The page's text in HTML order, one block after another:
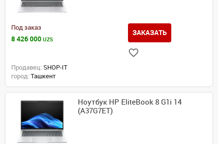
Под заказ
8 426 000 UZS
ЗАКАЗАТЬ
Продавец: SHOP-IT
город: Ташкент
Ноутбук HP EliteBook 8 G1i 14
(A37G7ET)